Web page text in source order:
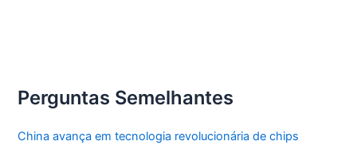
Perguntas Semelhantes
China avança em tecnologia revolucionária de chips